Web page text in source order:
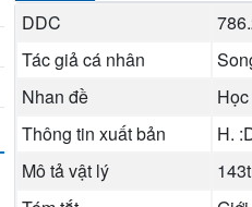
DDC
Tác giả cá nhân
Nhan đề
Thông tin xuất bản
H.
Mô tả vật lý